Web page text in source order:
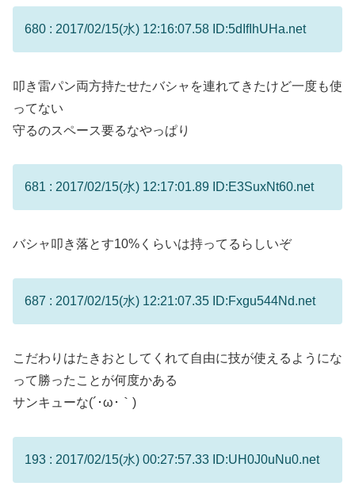
680 : 2017/02/15(水) 12:16:07.58 ID:5dIfIhUHa.net
叩き雷パン両方持たせたバシャを連れてきたけど一度も使
ってない
守るのスペース要るなやっぱり
681 : 2017/02/15(水) 12:17:01.89 ID:E3SuxNt60.net
バシャ叩き落とす10%くらいは持ってるらしいぞ
687 : 2017/02/15(水) 12:21:07.35 ID:Fxgu544Nd.net
こだわりはたきおとしてくれて自由に技が使えるようにな
って勝ったことが何度かある
サンキューな(´･ω･｀)
193 : 2017/02/15(水) 00:27:57.33 ID:UH0J0uNu0.net